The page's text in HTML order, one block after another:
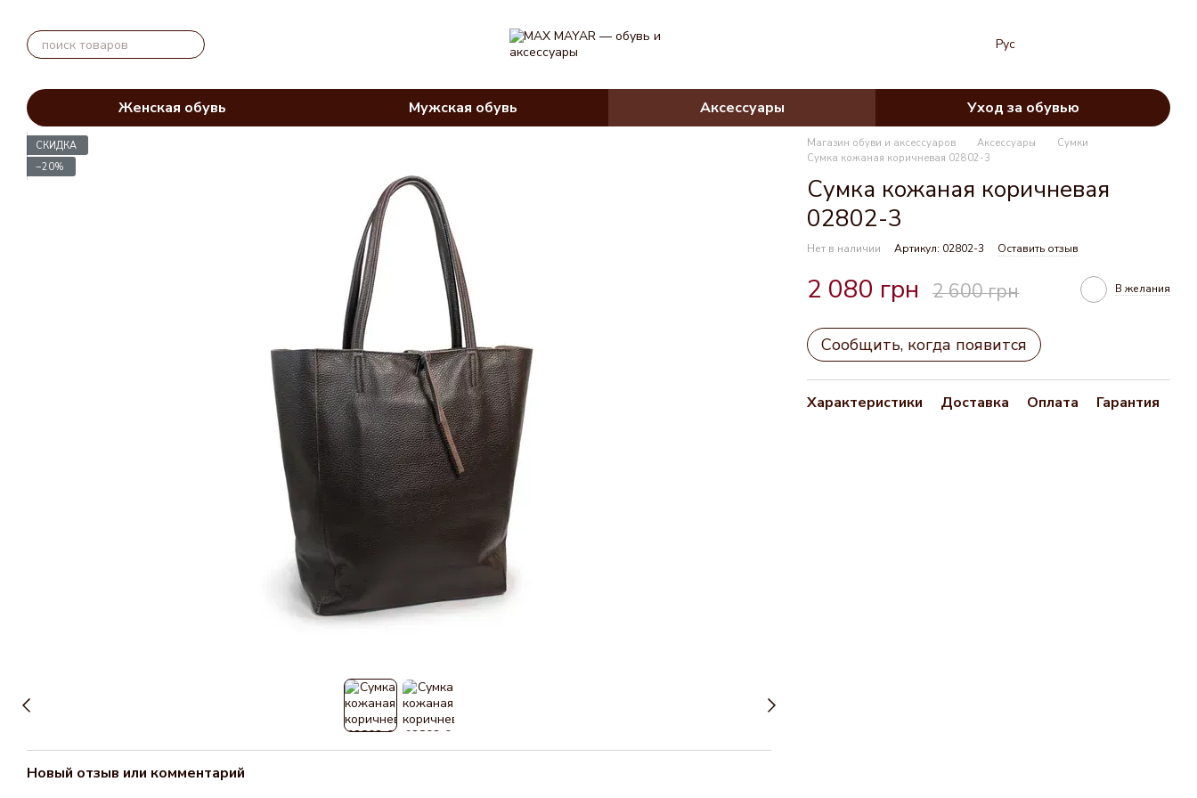
Рус
Женская обувь Мужская обувь Аксессуары Уход за обувью
СКИДКА
−20%
Новый отзыв или комментарий
Магазин обуви и аксессуаров Аксессуары
Сумки
Сумка кожаная коричневая 02802-3
Сумка кожаная коричневая
02802-3
Нет в наличии Артикул: 02802-3 Оставить отзыв
2 080 грн 2 600 грн В желания
Сообщить, когда появится
Характеристики Доставка Оплата Гарантия